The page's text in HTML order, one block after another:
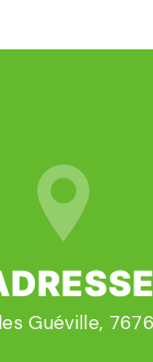
Guéville,